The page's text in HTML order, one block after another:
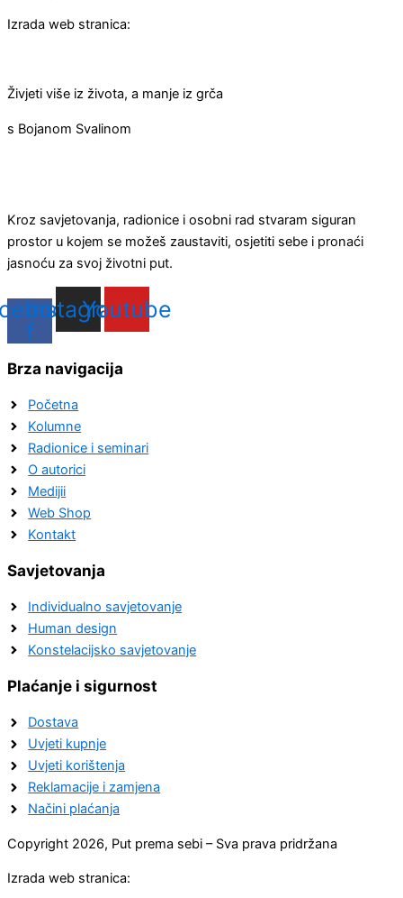
Izrada web stranica:
Živjeti više iz života, a manje iz grča
s Bojanom Svalinom
Kroz savjetovanja, radionice i osobni rad stvaram siguran
prostor u kojem se možeš zaustaviti, osjetiti sebe i pronaći
jasnoću za svoj životni put.
f
Instagram
Youtube
Brza navigacija
Početna
Kolumne
Radionice i seminari
O autorici
Medijii
Web Shop
Kontakt
Savjetovanja
Individualno savjetovanje
Human design
Konstelacijsko savjetovanje
Plaćanje i sigurnost
Dostava
Uvjeti kupnje
Uvjeti korištenja
Reklamacije i zamjena
Načini plaćanja
Copyright 2026, Put prema sebi – Sva prava pridržana
Izrada web stranica: